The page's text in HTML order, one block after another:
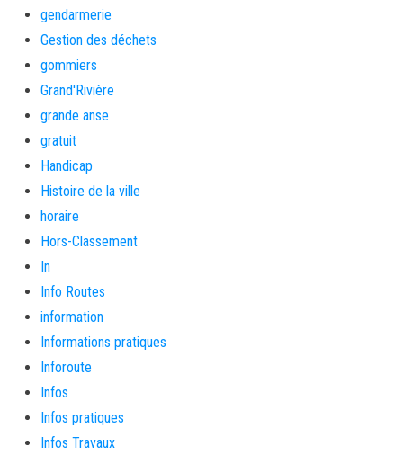
gendarmerie
Gestion des déchets
gommiers
Grand'Rivière
grande anse
gratuit
Handicap
Histoire de la ville
horaire
Hors-Classement
In
Info Routes
information
Informations pratiques
Inforoute
Infos
Infos pratiques
Infos Travaux